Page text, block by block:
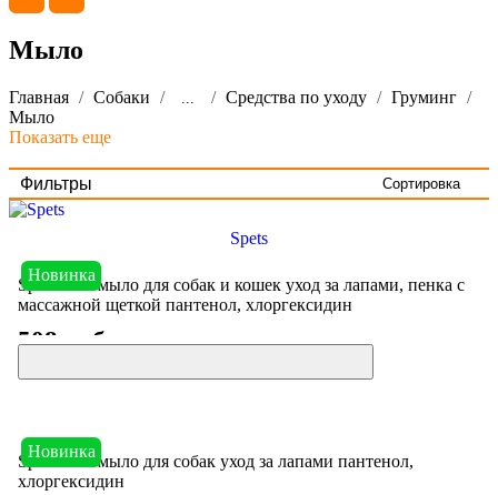
Мыло
Главная Собаки Средства по уходу
Груминг
Мыло
Показать еще
Фильтры Сортировка
Spets
Новинка
Spets гель-мыло для собак и кошек уход за лапами, пенка с
массажной щеткой пантенол, хлоргексидин
508 руб
Новинка
Spets гель-мыло для собак уход за лапами пантенол,
хлоргексидин